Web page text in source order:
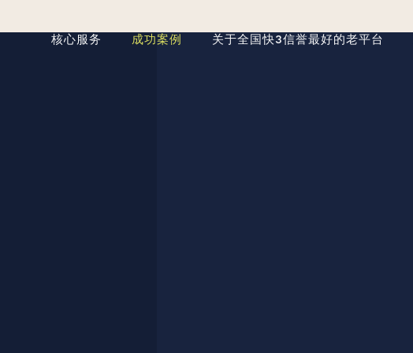
核心服务 成功案例 关于全国快3信誉最好的老平台